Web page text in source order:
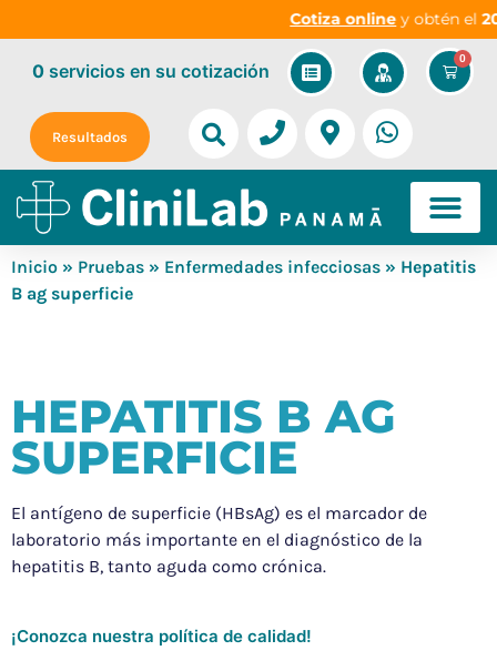
Cotiza onliney obtén el
0
0servicios en su cotización
Resultados
Inicio » Pruebas » Enfermedades infecciosas » Hepatitis
B ag superficie
HEPATITIS B AG
SUPERFICIE
El antígeno de superficie (HBsAg) es el marcador de
laboratorio más importante en el diagnóstico de la
hepatitis B, tanto aguda como crónica.
¡Conozca nuestra política de calidad!